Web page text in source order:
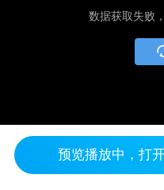
数据获取失败
预览播放中，打